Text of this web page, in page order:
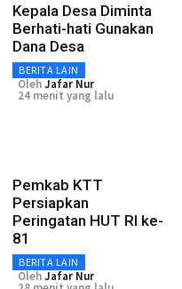
Kepala Desa Diminta
Berhati-hati Gunakan
Dana Desa
BERITA LAIN
OlehJafar Nur
24 menit yang lalu
Pemkab KTT
Persiapkan
Peringatan HUT RI ke-
81
BERITA LAIN
OlehJafar Nur